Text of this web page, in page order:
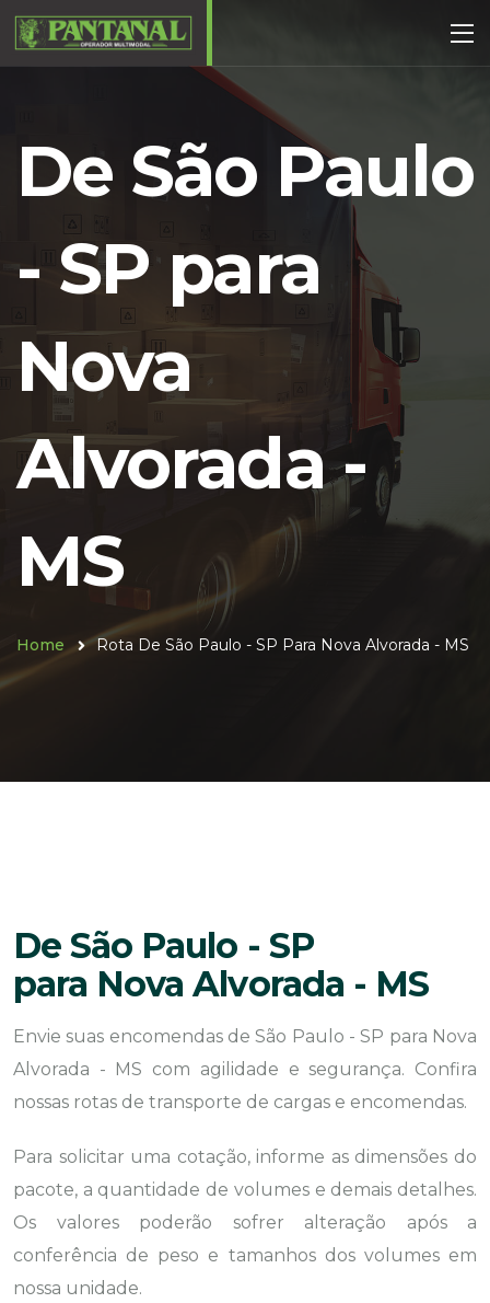
De São Paulo
- SP para
Nova
Alvorada -
MS
Home Rota De São Paulo - SP Para Nova Alvorada - MS
De São Paulo - SP
para Nova Alvorada - MS
Envie suas encomendas de São Paulo - SP para Nova
Alvorada - MS com agilidade e segurança. Confira
nossas rotas de transporte de cargas e encomendas.
Para solicitar uma cotação, informe as dimensões do
pacote, a quantidade de volumes e demais detalhes.
Os valores poderão sofrer alteração após a
conferência de peso e tamanhos dos volumes em
nossa unidade.